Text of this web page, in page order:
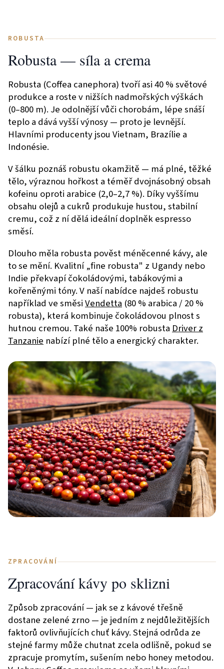
ROBUSTA
Robusta — síla a crema
Robusta (Coffea canephora) tvoří asi 40 % světové
produkce a roste v nižších nadmořských výškách
(0–800 m). Je odolnější vůči chorobám, lépe snáší
teplo a dává vyšší výnosy — proto je levnější.
Hlavními producenty jsou Vietnam, Brazílie a
Indonésie.
V šálku poznáš robustu okamžitě — má plné, těžké
tělo, výraznou hořkost a téměř dvojnásobný obsah
kofeinu oproti arabice (2,0–2,7 %). Díky vyššímu
obsahu olejů a cukrů produkuje hustou, stabilní
cremu, což z ní dělá ideální doplněk espresso
směsí.
Dlouho měla robusta pověst méněcenné kávy, ale
to se mění. Kvalitní „fine robusta" z Ugandy nebo
Indie překvapí čokoládovými, tabákovými a
kořeněnými tóny. V naší nabídce najdeš robustu
například ve směsiVendetta (80 % arabica / 20 %
robusta), která kombinuje čokoládovou plnost s
hutnou cremou. Také naše 100% robustaDriver z
Tanzanie nabízí plné tělo a energický charakter.
ZPRACOVÁNÍ
Zpracování kávy po sklizni
Způsob zpracování — jak se z kávové třešně
dostane zelené zrno — je jedním z nejdůležitějších
faktorů ovlivňujících chuť kávy. Stejná odrůda ze
stejné farmy může chutnat zcela odlišně, pokud se
zpracuje promytím, sušením nebo honey metodou.